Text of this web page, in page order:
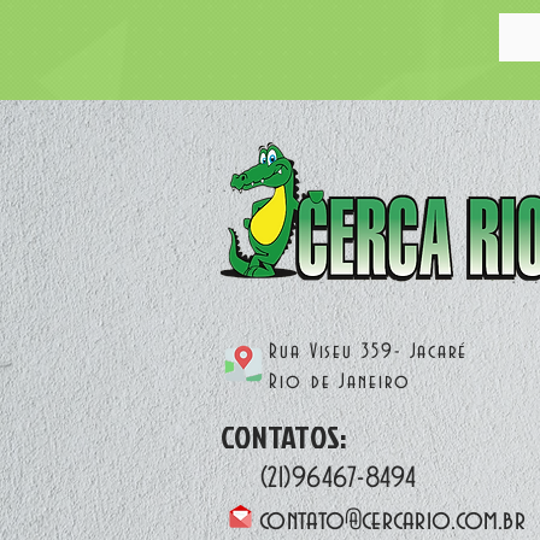
Rua Viseu 359- Jacaré
Rio de Janeiro
CONTATOS:
(21)96467-8494
contato@cercario.com.br